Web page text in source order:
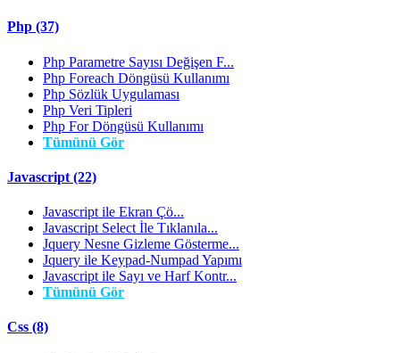
Php (37)
Php Parametre Sayısı Değişen F...
Php Foreach Döngüsü Kullanımı
Php Sözlük Uygulaması
Php Veri Tipleri
Php For Döngüsü Kullanımı
Tümünü Gör
Javascript (22)
Javascript ile Ekran Çö...
Javascript Select İle Tıklanıla...
Jquery Nesne Gizleme Gösterme...
Jquery ile Keypad-Numpad Yapımı
Javascript ile Sayı ve Harf Kontr...
Tümünü Gör
Css (8)